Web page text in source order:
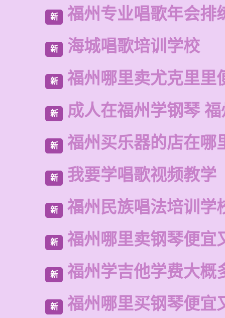
新 福州专业唱歌年会排
新 海城唱歌培训学校
新 福州哪里卖尤克里里
新 成人在福州学钢琴
新 福州买乐器的店在哪
新 我要学唱歌视频教学
新 福州民族唱法培训学
新 福州哪里卖钢琴便宜
新 福州学吉他学费大概
新 福州哪里买钢琴便宜